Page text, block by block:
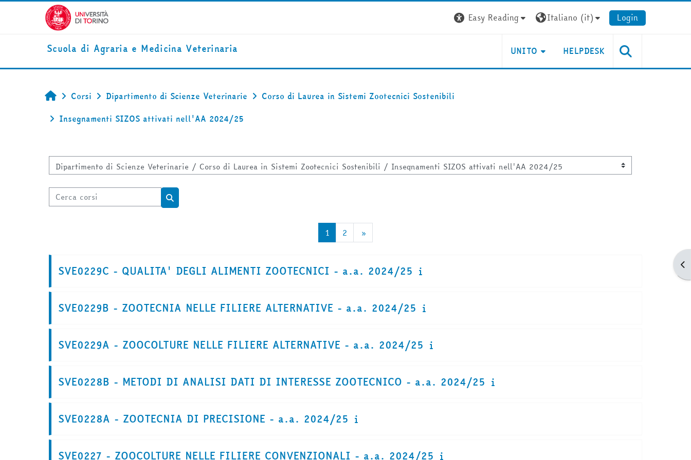
Vai al contenuto principale
Easy Reading
Italiano ‎(it)‎ Login
Scuola di Agraria e Medicina Veterinaria UNITO HELPDESK
Home
Corsi Dipartimento di Scienze Veterinarie
Corso di Laurea in Sistemi Zootecnici Sostenibili
Insegnamenti SIZOS attivati nell'AA 2024/25
Categorie di corso
Cerca corsi
Cerca corsi
1 Pagina 1
2 Pagina 2
»
SVE0229C - QUALITA' DEGLI ALIMENTI ZOOTECNICI - a.a. 2024/25
SVE0229B - ZOOTECNIA NELLE FILIERE ALTERNATIVE - a.a. 2024/25
SVE0229A - ZOOCOLTURE NELLE FILIERE ALTERNATIVE - a.a. 2024/25
SVE0228B - METODI DI ANALISI DATI DI INTERESSE ZOOTECNICO - a.a. 2024/25
SVE0228A - ZOOTECNIA DI PRECISIONE - a.a. 2024/25
SVE0227 - ZOOCOLTURE NELLE FILIERE CONVENZIONALI - a.a. 2024/25